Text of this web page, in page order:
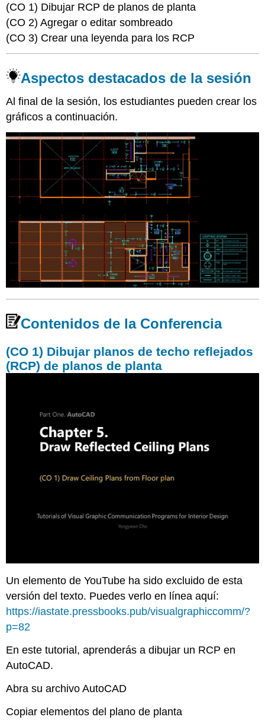
(CO 1) Dibujar RCP de planos de planta
(CO 2) Agregar o editar sombreado
(CO 3) Crear una leyenda para los RCP
Aspectos destacados de la sesión
Al final de la sesión, los estudiantes pueden crear los
gráficos a continuación.
Contenidos de la Conferencia
(CO 1) Dibujar planos de techo reflejados
(RCP) de planos de planta
Un elemento de YouTube ha sido excluido de esta
versión del texto. Puedes verlo en línea aquí:
https://iastate.pressbooks.pub/visualgraphiccomm/?
p=82
En este tutorial, aprenderás a dibujar un RCP en
AutoCAD.
Abra su archivo AutoCAD
Copiar elementos del plano de planta